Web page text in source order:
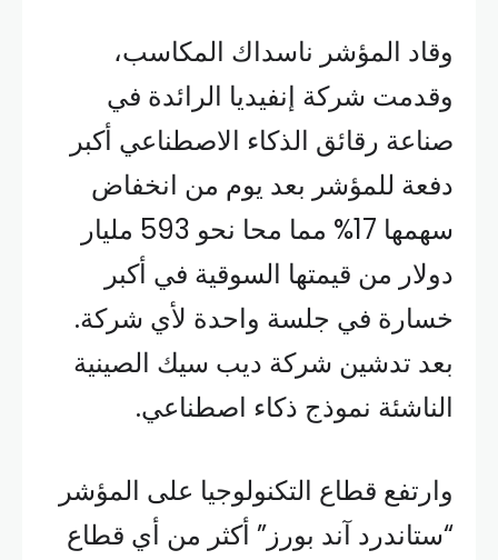
وقاد المؤشر ناسداك المكاسب،
وقدمت شركة إنفيديا الرائدة في
صناعة رقائق الذكاء الاصطناعي أكبر
دفعة للمؤشر بعد يوم من انخفاض
سهمها 17% مما محا نحو 593 مليار
دولار من قيمتها السوقية في أكبر
خسارة في جلسة واحدة لأي شركة.
بعد تدشين شركة ديب سيك الصينية
الناشئة نموذج ذكاء اصطناعي.
وارتفع قطاع التكنولوجيا على المؤشر
“ستاندرد آند بورز” أكثر من أي قطاع